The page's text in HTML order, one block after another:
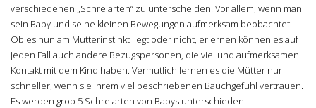
verschiedenen „Schreiarten“ zu unterscheiden. Vor allem, wenn man
sein Baby und seine kleinen Bewegungen aufmerksam beobachtet.
Ob es nun am Mutterinstinkt liegt oder nicht, erlernen können es auf
jeden Fall auch andere Bezugspersonen, die viel und aufmerksamen
Kontakt mit dem Kind haben. Vermutlich lernen es die Mütter nur
schneller, wenn sie ihrem viel beschriebenen Bauchgefühl vertrauen.
Es werden grob 5 Schreiarten von Babys unterschieden.